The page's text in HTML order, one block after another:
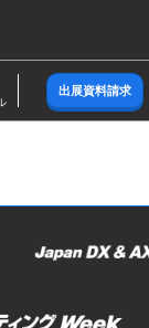
出展資料請求